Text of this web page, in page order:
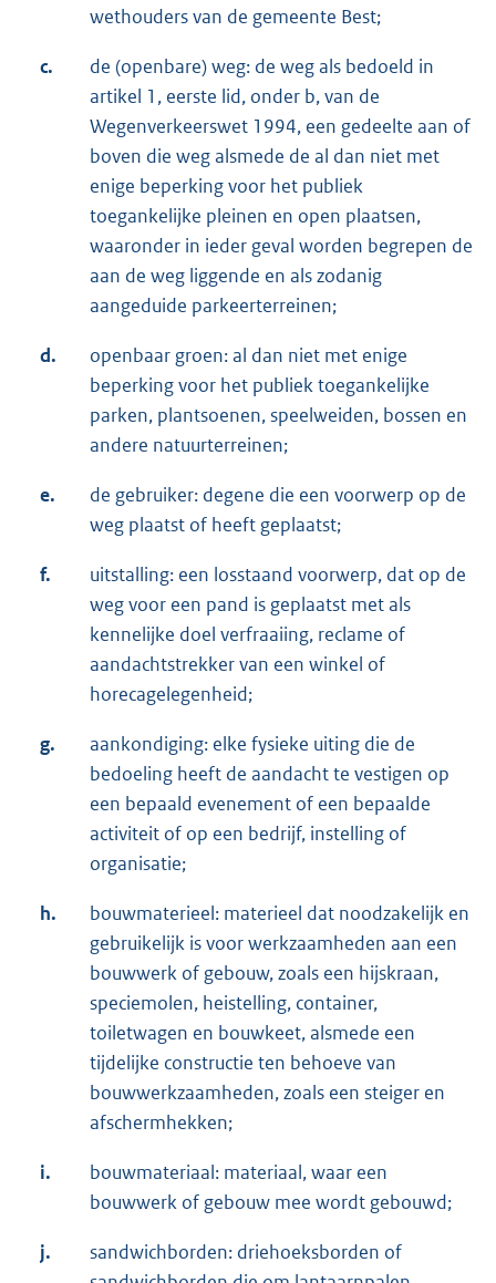
wethouders van de gemeente Best;
c.
de (openbare) weg: de weg als bedoeld in
artikel 1, eerste lid, onder b, van de
Wegenverkeerswet 1994, een gedeelte aan of
boven die weg alsmede de al dan niet met
enige beperking voor het publiek
toegankelijke pleinen en open plaatsen,
waaronder in ieder geval worden begrepen de
aan de weg liggende en als zodanig
aangeduide parkeerterreinen;
d.
openbaar groen: al dan niet met enige
beperking voor het publiek toegankelijke
parken, plantsoenen, speelweiden, bossen en
andere natuurterreinen;
e.
de gebruiker: degene die een voorwerp op de
weg plaatst of heeft geplaatst;
f.
uitstalling: een losstaand voorwerp, dat op de
weg voor een pand is geplaatst met als
kennelijke doel verfraaiing, reclame of
aandachtstrekker van een winkel of
horecagelegenheid;
g.
aankondiging: elke fysieke uiting die de
bedoeling heeft de aandacht te vestigen op
een bepaald evenement of een bepaalde
activiteit of op een bedrijf, instelling of
organisatie;
h.
bouwmaterieel: materieel dat noodzakelijk en
gebruikelijk is voor werkzaamheden aan een
bouwwerk of gebouw, zoals een hijskraan,
speciemolen, heistelling, container,
toiletwagen en bouwkeet, alsmede een
tijdelijke constructie ten behoeve van
bouwwerkzaamheden, zoals een steiger en
afschermhekken;
i.
bouwmateriaal: materiaal, waar een
bouwwerk of gebouw mee wordt gebouwd;
j.
sandwichborden: driehoeksborden of